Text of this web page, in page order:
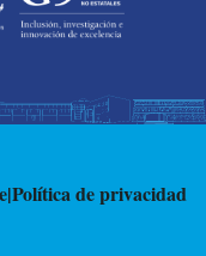
|Política de privacidad